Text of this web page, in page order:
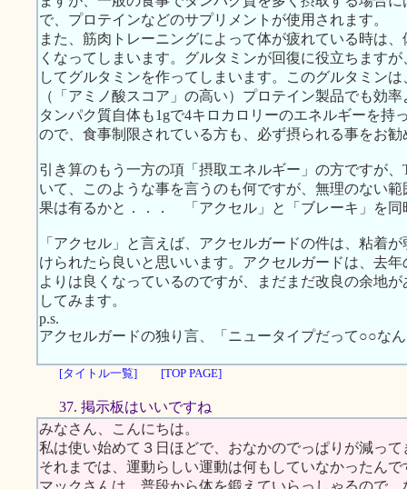
で、プロテインなどのサプリメントが使用されます。
また、筋肉トレーニングによって体が疲れている時は
くなってしまいます。グルタミンが回復に役立ちます
してグルタミンを作ってしまいます。このグルタミン
（「アミノ酸スコア」の高い）プロテイン製品でも効
タンパク質自体も1gで4キロカロリーのエネルギーを持
ので、食事制限されている方も、必ず摂られる事をお勧
引き算のもう一方の項「摂取エネルギー」の方ですが
いて、このような事を言うのも何ですが、無理のない
果は有るかと．．． 「アクセル」と「ブレーキ」を同
「アクセル」と言えば、アクセルガードの件は、粘着
けられたら良いと思いいます。アクセルガードは、去
よりは良くなっているのですが、まだまだ改良の余地
してみます。
p.s.
アクセルガードの独り言、「ニュータイプだって○○な
[タイトル一覧] [TOP PAGE]
37. 掲示板はいいですね
みなさん、こんにちは。
私は使い始めて３日ほどで、おなかのでっぱりが減っ
それまでは、運動らしい運動は何もしていなかったんで
マックさんは、普段から体を鍛えていらっしゃるので